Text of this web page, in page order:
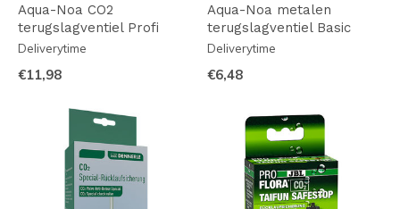
Aqua-Noa CO2
terugslagventiel Profi
Deliverytime
€11,98
Aqua-Noa metalen
terugslagventiel Basic
Deliverytime
€6,48